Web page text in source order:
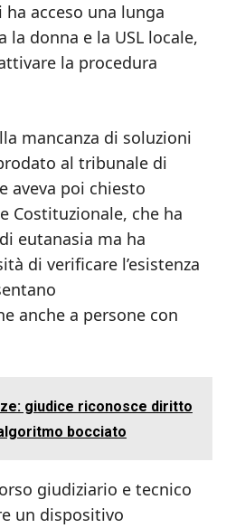
acceso una lunga
donna e la USL locale,
la procedura
mancanza di soluzioni
al tribunale di
aveva poi chiesto
Costituzionale, che ha
eutanasia ma ha
di verificare l’esistenza
anche a persone con
giudice riconosce diritto
bocciato
giudiziario e tecnico
un dispositivo